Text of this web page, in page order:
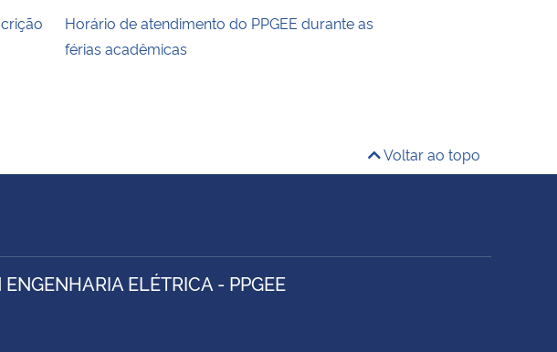
Horário de atendimento do PPGEE durante as
férias acadêmicas
Voltar ao topo
ELÉTRICA - PPGEE